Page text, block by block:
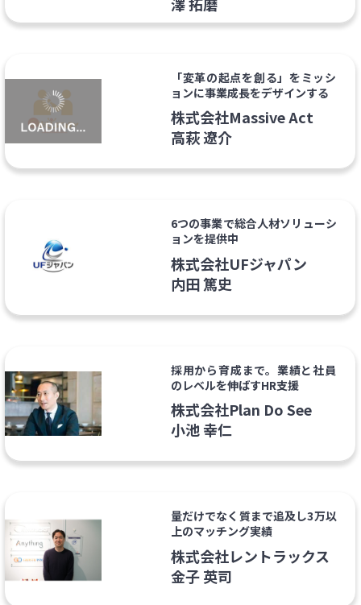
「変革の起点を創る」をミッシ
ョンに事業成長をデザインする
株式会社Massive Act
高萩 遼介
6つの事業で総合人材ソリューシ
ョンを提供中
株式会社UFジャパン
内田 篤史
採用から育成まで。業績と社員
のレベルを伸ばすHR支援
株式会社Plan Do See
小池 幸仁
量だけでなく質まで追及し3万以
上のマッチング実績
株式会社レントラックス
金子 英司